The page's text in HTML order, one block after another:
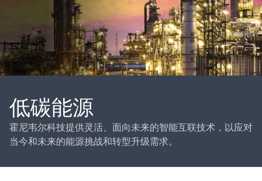
低碳能源
霍尼韦尔科技提供灵活、面向未来的智能互联技术，以应对
当今和未来的能源挑战和转型升级需求。